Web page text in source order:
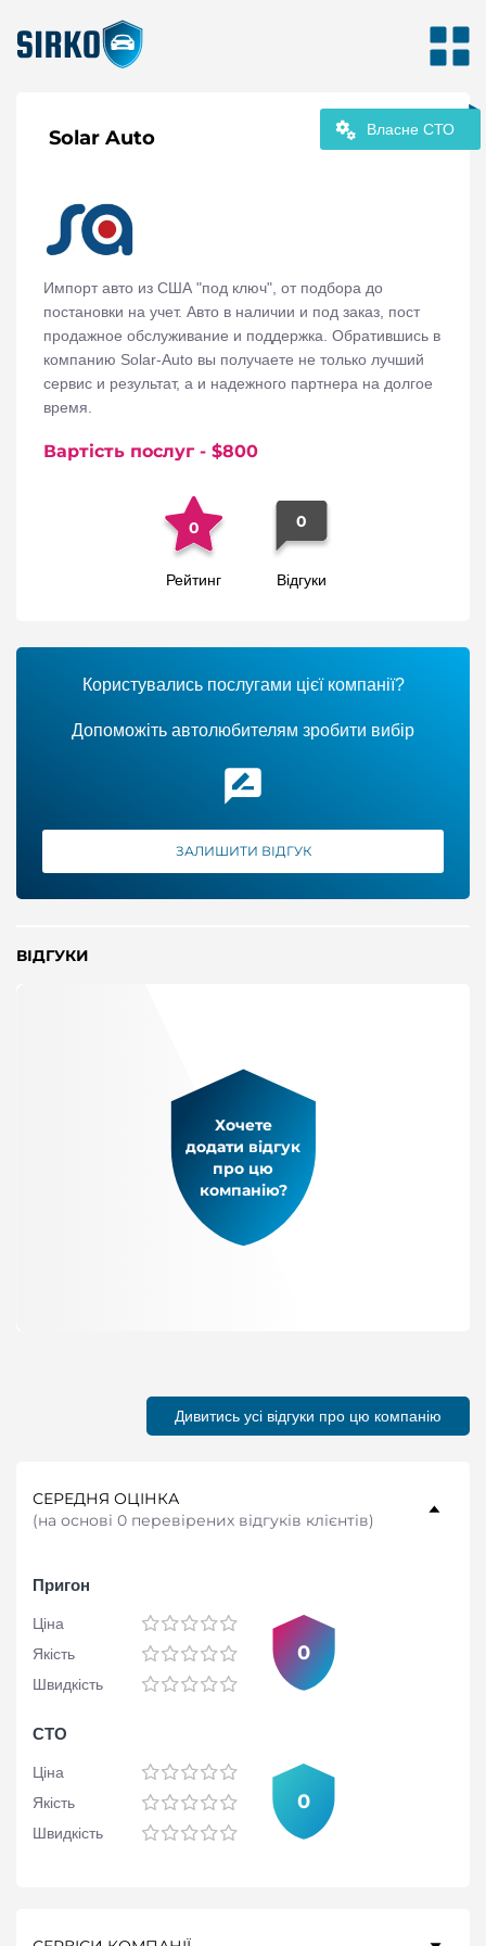
Власне СТО
Solar Auto
Импорт авто из США "под ключ", от подбора до
постановки на учет. Авто в наличии и под заказ, пост
продажное обслуживание и поддержка. Обратившись в
компанию Solar-Auto вы получаете не только лучший
сервис и результат, а и надежного партнера на долгое
время.
Вартість послуг - $800
0
Рейтинг
0
Відгуки
Користувались послугами цієї компанії?
Допоможіть автолюбителям зробити вибір
ЗАЛИШИТИ ВІДГУК
ВІДГУКИ
Хочете
додати відгук
про цю
компанію?
Дивитись усі відгуки про цю компанію
СЕРЕДНЯ ОЦІНКА
(на основі 0 перевірених відгуків клієнтів)
Пригон
Ціна
Якість
Швидкість
0
СТО
Ціна
Якість
Швидкість
0